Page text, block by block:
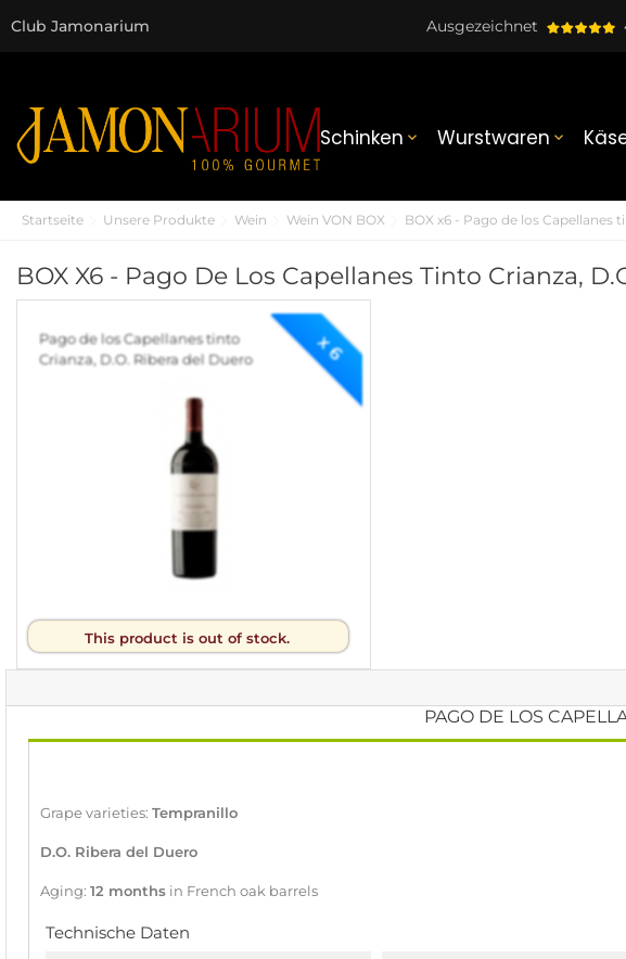
Club Jamonarium Ausgezeichnet
Schinken  Wurstwaren 
Startseite Unsere Produkte Wein Wein VON BOX BOX x6 - Pago de los Capellanes
BOX X6 - Pago De Los Capellanes Tinto Crianza,
x 6
Pago de los Capellanes tinto
Crianza, D.O. Ribera del Duero
This product is out of stock.
PAGO DE LOS
Grape varieties: Tempranillo
D.O. Ribera del Duero
Aging: 12 months in French oak barrels
Technische Daten